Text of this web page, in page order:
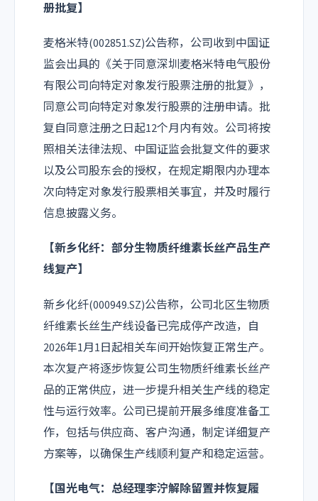
册批复】
麦格米特(002851.SZ)公告称，公司收到中国证
监会出具的《关于同意深圳麦格米特电气股份
有限公司向特定对象发行股票注册的批复》，
同意公司向特定对象发行股票的注册申请。批
复自同意注册之日起12个月内有效。公司将按
照相关法律法规、中国证监会批复文件的要求
以及公司股东会的授权，在规定期限内办理本
次向特定对象发行股票相关事宜，并及时履行
信息披露义务。
【新乡化纤：部分生物质纤维素长丝产品生产
线复产】
新乡化纤(000949.SZ)公告称，公司北区生物质
纤维素长丝生产线设备已完成停产改造，自
2026年1月1日起相关车间开始恢复正常生产。
本次复产将逐步恢复公司生物质纤维素长丝产
品的正常供应，进一步提升相关生产线的稳定
性与运行效率。公司已提前开展多维度准备工
作，包括与供应商、客户沟通，制定详细复产
方案等，以确保生产线顺利复产和稳定运营。
【国光电气：总经理李泞解除留置并恢复履